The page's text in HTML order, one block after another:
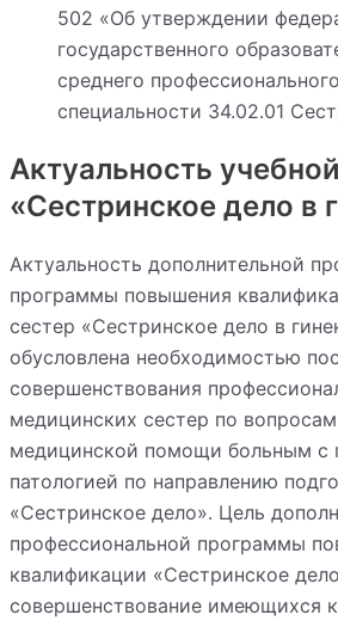
502 «Об утверждении
государственного
среднего
специальности 34.02.01
Актуальность
«Сестринское дело в
Актуальность дополнительной
программы повышения
сестер «Сестринское дело в
обусловлена необходимостью
совершенствования
медицинских сестер по
медицинской помощи больным с
патологией по направлению
«Сестринское дело». Цель
профессиональной программы
квалификации «Сестринское
совершенствование имеющихся